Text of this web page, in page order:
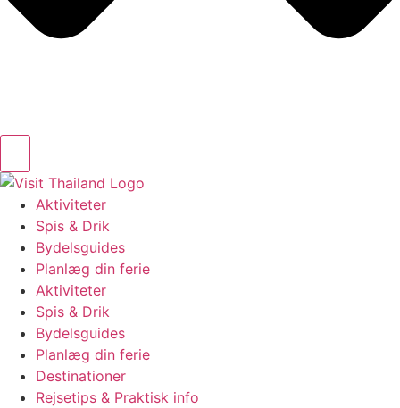
Aktiviteter
Spis & Drik
Bydelsguides
Planlæg din ferie
Aktiviteter
Spis & Drik
Bydelsguides
Planlæg din ferie
Destinationer
Rejsetips & Praktisk info